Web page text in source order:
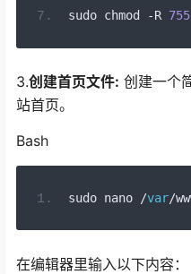
sudo chmod -R 755
3.创建首页文件: 创建一个
站首页。
Bash
sudo nano /var/
在编辑器里输入以下内容：